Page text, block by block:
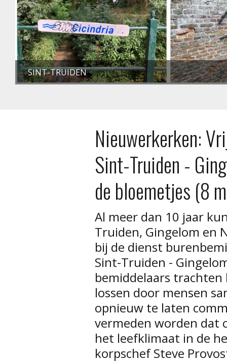
SINT-TRUIDEN
Nieuwerkerken:
Sint-Truiden -
de bloemetjes (8
Al meer dan 10 jaar
Truiden, Gingelom en
bij de dienst
Sint-Truiden -
bemiddelaars
lossen door mensen
opnieuw te laten
vermeden worden dat
het leefklimaat in de
korpschef Steve